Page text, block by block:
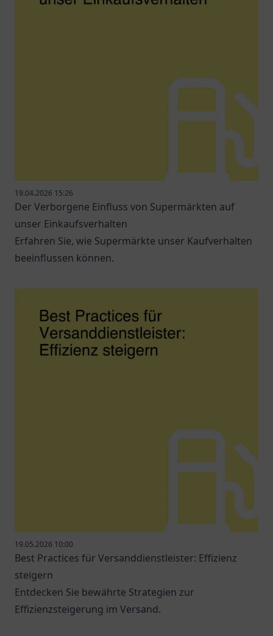
19.04.2026 15:26
Der Verborgene Einfluss von Supermärkten auf
unser Einkaufsverhalten
Erfahren Sie, wie Supermärkte unser Kaufverhalten
beeinflussen können.
19.05.2026 10:00
Best Practices für Versanddienstleister: Effizienz
steigern
Entdecken Sie bewährte Strategien zur
Effizienzsteigerung im Versand.